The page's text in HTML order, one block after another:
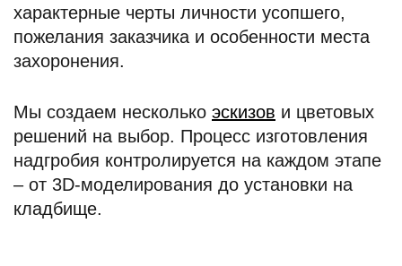
характерные черты личности усопшего,
пожелания заказчика и особенности места
захоронения.
Мы создаем несколько эскизов и цветовых
решений на выбор. Процесс изготовления
надгробия контролируется на каждом этапе
– от 3D-моделирования до установки на
кладбище.